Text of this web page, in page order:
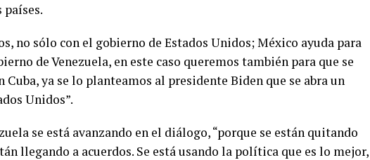
países.
no sólo con el gobierno de Estados Unidos; México ayuda para
de Venezuela, en este caso queremos también para que se
ya se lo planteamos al presidente Biden que se abra un
Unidos”.
se está avanzando en el diálogo, “porque se están quitando
llegando a acuerdos. Se está usando la política que es lo mejor,